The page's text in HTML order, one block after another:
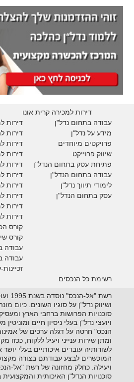
דירות למכירה קרית אונו
דירות
דירות
דירות
דירות
דירות
דירות
דירות
דירות
דירות
דירות
קורס
קורס
עבודה
עבודה
עבודה בתחום נדל"ן
מידע על נדל"ן
פרויקטים מיוחדים
שיווק פרוייקט
פתיחת עסק בתחום הנדל"ן
עבודה בתחום הנדל"ן
לימודי תיווך נדל"ן
עסק בתחום הנדל"ן
רשימת כל הנכסים
רשת
סוכנויות הפרושות ברחבי הארץ
ויועצי נדל"ן בעלי ניסיון חיים
הנכס" חרטה על דגלה ערכים של
ומתן שירות ענייני ויעיל ללקוח, ככזו
לשורותיה עובדים איכותיים בעלי יושר
המוכשרים לבצע עבודתם בצורה
ויעילה. כחלק מחזונה של רשת "אל-
סוכנויות הנדל"ן האיכותית